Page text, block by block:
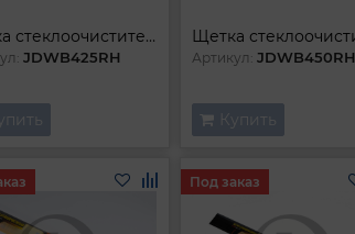
Щетка стеклоочистителя гибридная
JDWB425RH Артикул: JDWB450RH
Купить
Под заказ